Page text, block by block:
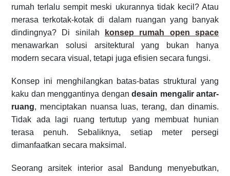
rumah terlalu sempit meski ukurannya tidak kecil? Atau
merasa terkotak-kotak di dalam ruangan yang banyak
dindingnya? Di sinilah
konsep rumah open space
menawarkan solusi arsitektural yang bukan hanya
modern secara visual, tetapi juga efisien secara fungsi.
Konsep ini menghilangkan batas-batas struktural yang
kaku dan menggantinya dengan desain mengalir antar-
ruang, menciptakan nuansa luas, terang, dan dinamis.
Tidak ada lagi ruang tertutup yang membuat hunian
terasa penuh. Sebaliknya, setiap meter persegi
dimanfaatkan secara maksimal.
Seorang arsitek interior asal Bandung menyebutkan,